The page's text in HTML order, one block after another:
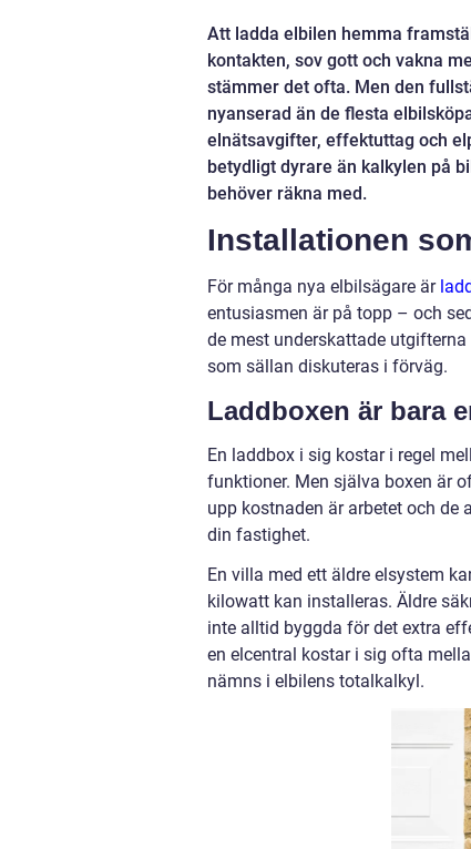
Att ladda elbilen hemma
kontakten, sov gott och vakna
stämmer det ofta. Men den
nyanserad än de flesta
elnätsavgifter, effektuttag och
betydligt dyrare än kalkylen på
behöver räkna med.
Installationen
För många nya elbilsägare är
entusiasmen är på topp – och
de mest underskattade
som sällan diskuteras i förväg.
Laddboxen är bara
En laddbox i sig kostar i regel
funktioner. Men själva boxen är
upp kostnaden är arbetet och
din fastighet.
En villa med ett äldre elsystem
kilowatt kan installeras. Äldre
inte alltid byggda för det extra
en elcentral kostar i sig ofta
nämns i elbilens totalkalkyl.